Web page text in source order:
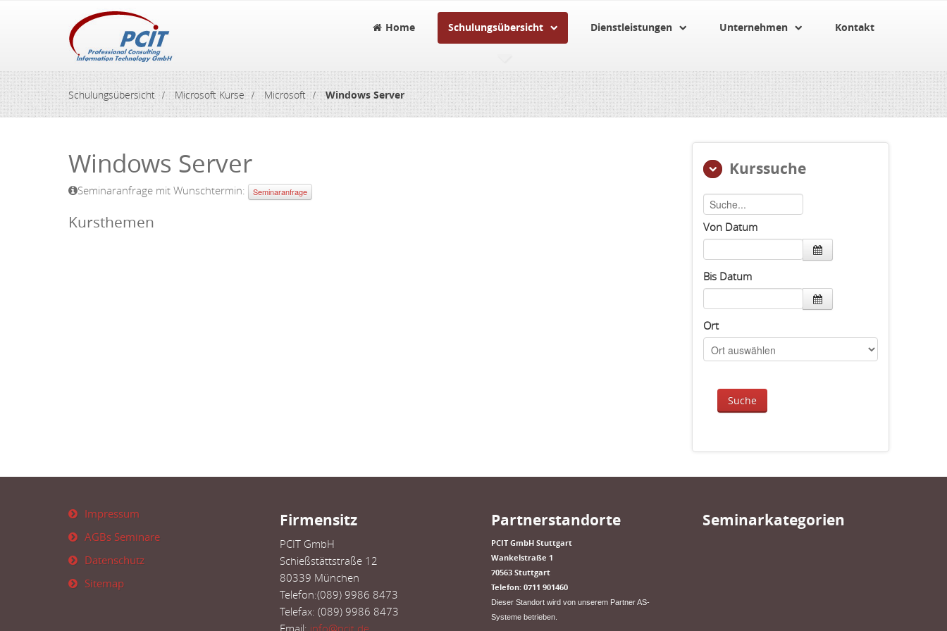
Home Schulungsübersicht Dienstleistungen Unternehmen Kontakt
Schulungsübersicht Microsoft Kurse Microsoft Windows Server
Windows Server
Seminaranfrage mit Wunschtermin: Seminaranfrage
Kursthemen
Kurssuche
Von Datum
Bis Datum
Ort
Impressum
AGBs Seminare
Datenschutz
Sitemap
Firmensitz
PCIT GmbH
Schießstättstraße 12
80339 München
Telefon:(089) 9986 8473
Telefax: (089) 9986 8473
Partnerstandorte
PCIT GmbH Stuttgart
​Wankelstraße 1
70563 Stuttgart
Telefon: 0711 901460
Dieser Standort wird von unserem Partner AS-
Systeme betrieben.
Seminarkategorien